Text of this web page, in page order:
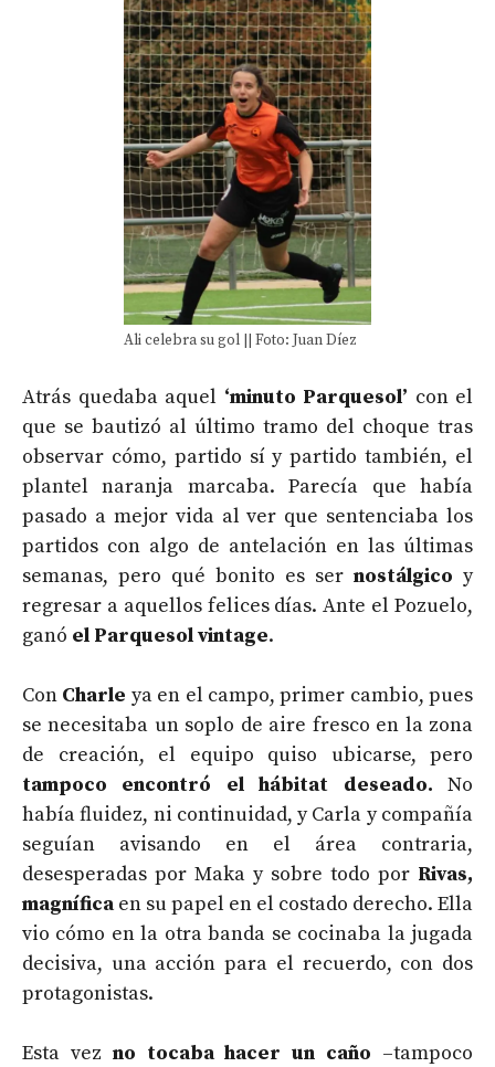
Ali celebra su gol || Foto: Juan Díez
Atrás quedaba aquel ‘minuto Parquesol’ con el
que se bautizó al último tramo del choque tras
observar cómo, partido sí y partido también, el
plantel naranja marcaba. Parecía que había
pasado a mejor vida al ver que sentenciaba los
partidos con algo de antelación en las últimas
semanas, pero qué bonito es ser nostálgico y
regresar a aquellos felices días. Ante el Pozuelo,
ganó el Parquesol vintage.
Con Charle ya en el campo, primer cambio, pues
se necesitaba un soplo de aire fresco en la zona
de creación, el equipo quiso ubicarse, pero
tampoco encontró el hábitat deseado. No
había fluidez, ni continuidad, y Carla y compañía
seguían avisando en el área contraria,
desesperadas por Maka y sobre todo por Rivas,
magnífica en su papel en el costado derecho. Ella
vio cómo en la otra banda se cocinaba la jugada
decisiva, una acción para el recuerdo, con dos
protagonistas.
Esta vez no tocaba hacer un caño –tampoco